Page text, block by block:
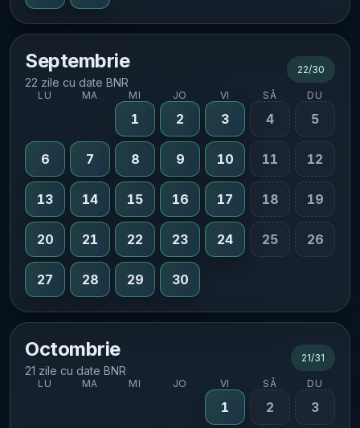
Septembrie
22 zile cu date BNR
22/30
LU MA MI JO VI SÂ DU
1 2 3 4 5
6 7 8 9 10 11 12
13 14 15 16 17 18 19
20 21 22 23 24 25 26
27 28 29 30
Octombrie
21 zile cu date BNR
21/31
LU MA MI JO VI SÂ DU
1 2 3